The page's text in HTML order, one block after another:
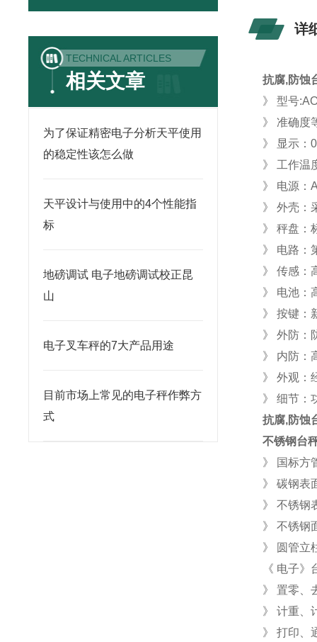
TECHNICAL ARTICLES
相关文章
为了保证精密电子分析天平使用
的稳定性该怎么做
天平设计与使用中的4个性能指
标
地磅调试 电子地磅调试校正昆
山
电子叉车秤的7大产品用途
目前市场上常见的电子秤作弊方
式
详
抗腐,防蚀
》 型号:
》 准确度
》 显示：
》 工作
》 电源：
》 外壳：
》 秤盘：
》 电路：
》 传感：
》 电池：
》 按键：
》 外防：
》 内防：
》 外观：
》 细节：
抗腐,防蚀
不锈钢台
》 国标方
》 碳钢表
》 不锈钢
》 不锈钢
》 圆管立
《 电子
》 置零、
》 计重、
》 打印、